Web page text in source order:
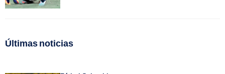
Últimas noticias